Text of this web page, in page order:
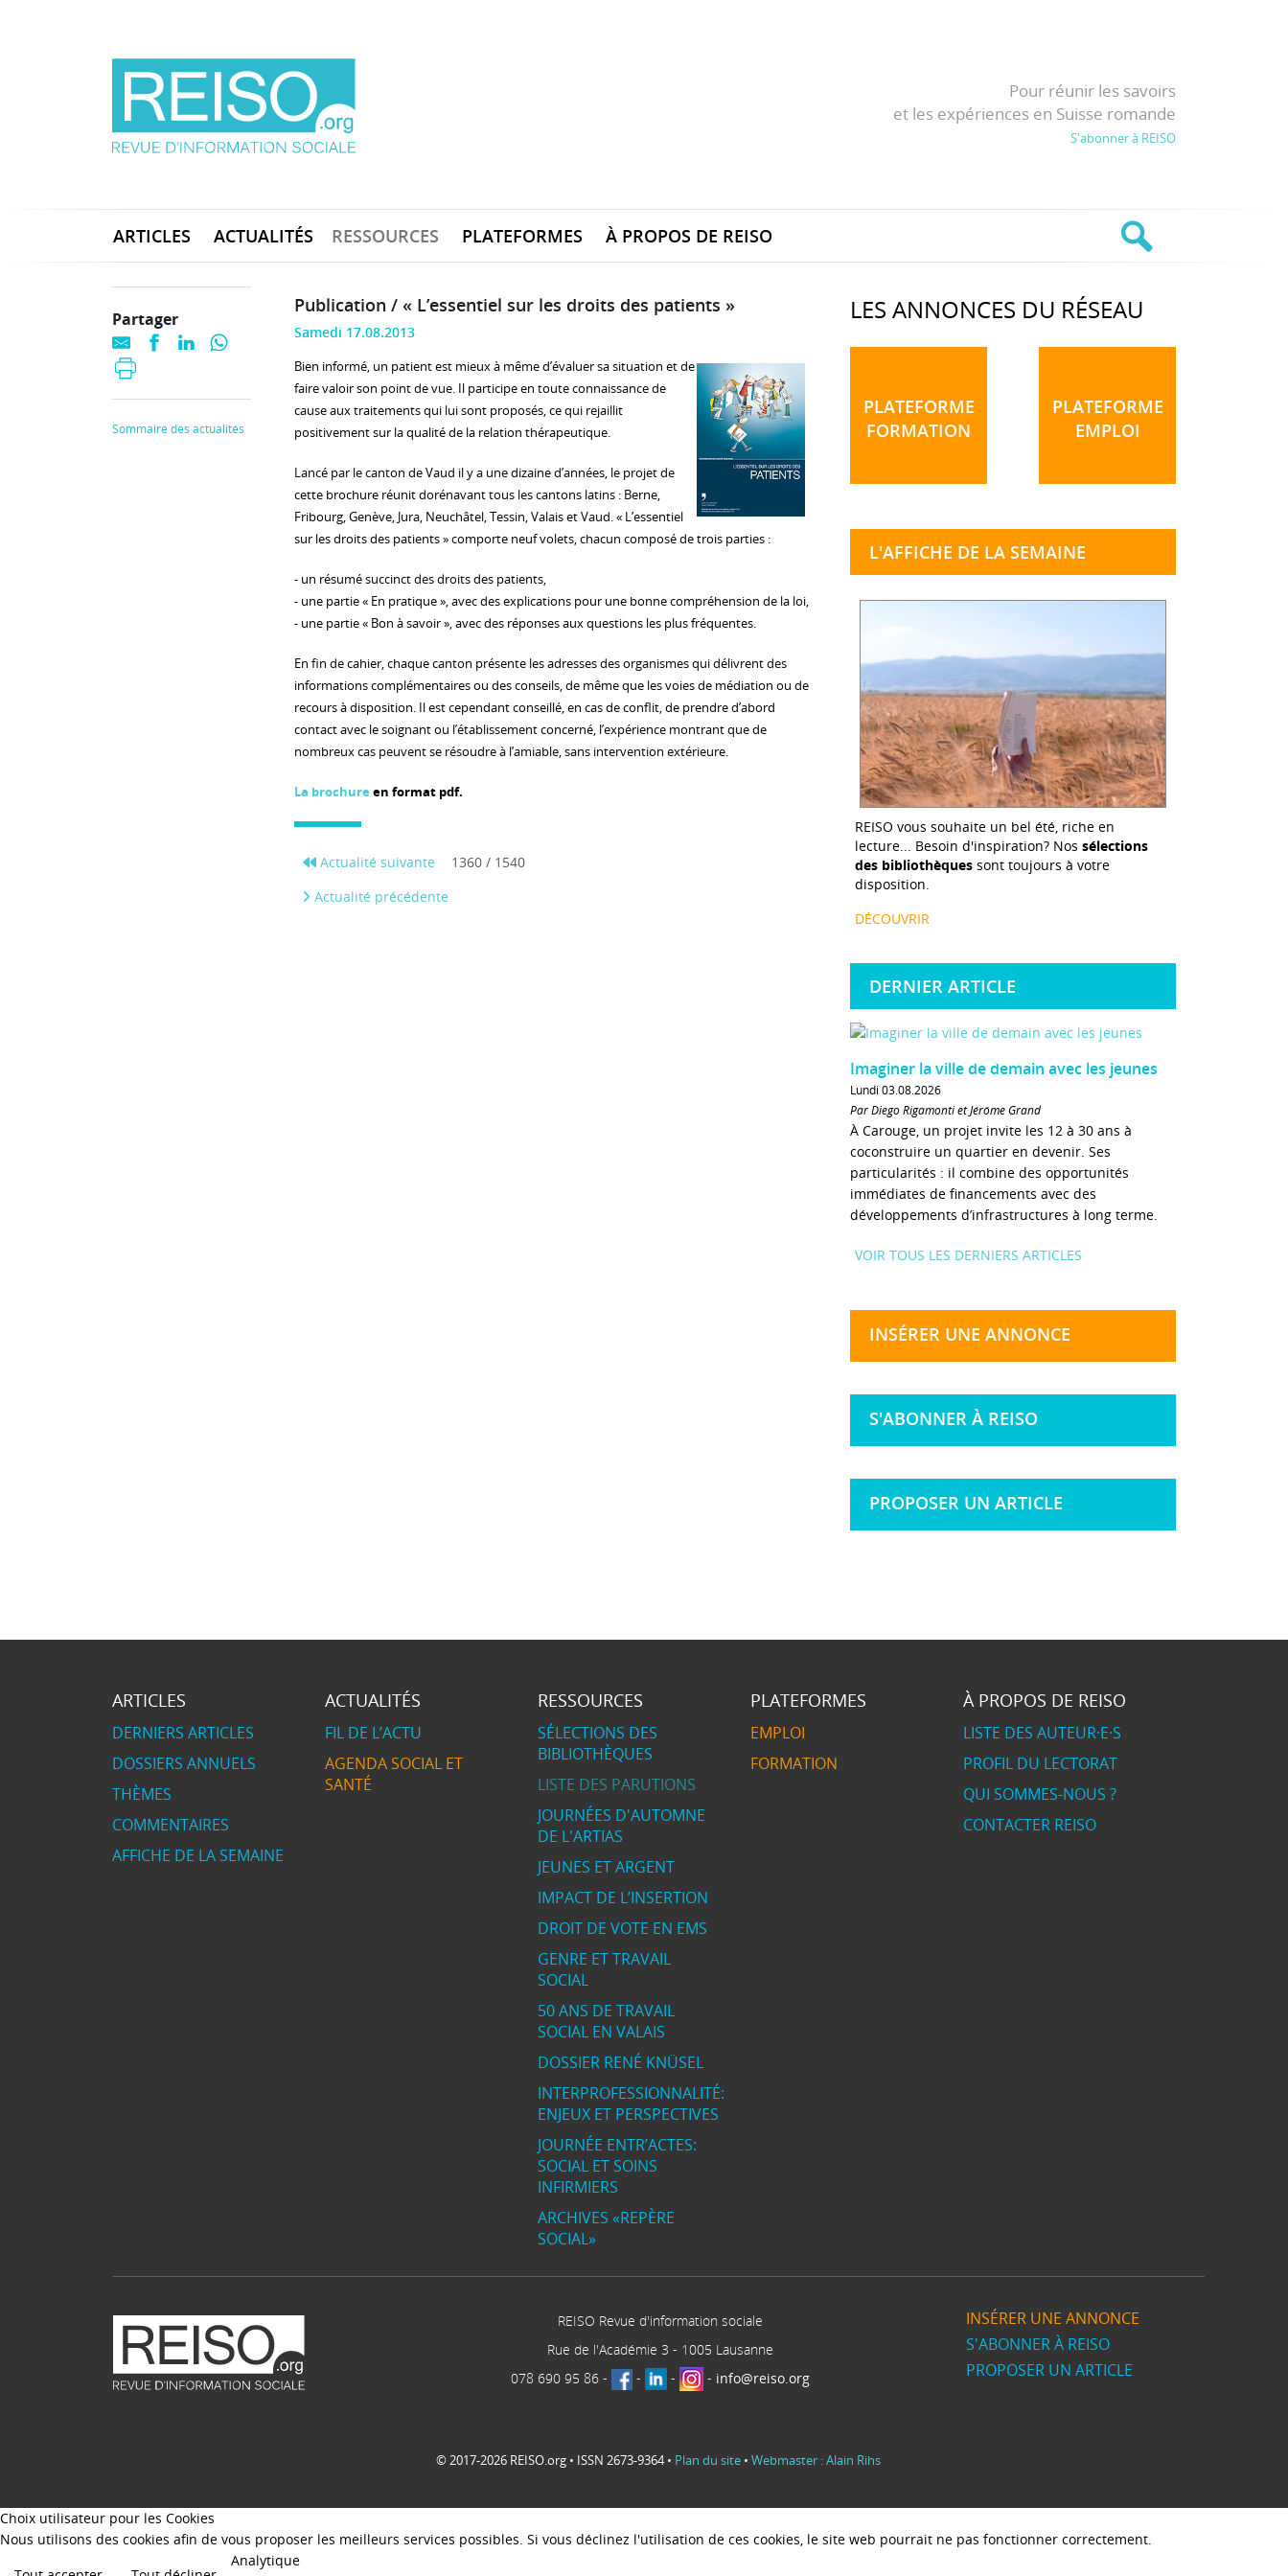
Pour réunir les savoirs
et les expériences en Suisse romande
S'abonner à REISO
ARTICLES ACTUALITÉS RESSOURCES PLATEFORMES À PROPOS DE REISO
Publication / « L’essentiel sur les droits des patients »
Samedi 17.08.2013
Bien informé, un patient est mieux à même d’évaluer sa situation et de
faire valoir son point de vue. Il participe en toute connaissance de
cause aux traitements qui lui sont proposés, ce qui rejaillit
positivement sur la qualité de la relation thérapeutique.
Lancé par le canton de Vaud il y a une dizaine d’années, le projet de
cette brochure réunit dorénavant tous les cantons latins : Berne,
Fribourg, Genève, Jura, Neuchâtel, Tessin, Valais et Vaud. « L’essentiel
sur les droits des patients » comporte neuf volets, chacun composé de trois parties :
- un résumé succinct des droits des patients,
- une partie « En pratique », avec des explications pour une bonne compréhension de la loi,
- une partie « Bon à savoir », avec des réponses aux questions les plus fréquentes.
En fin de cahier, chaque canton présente les adresses des organismes qui délivrent des
informations complémentaires ou des conseils, de même que les voies de médiation ou de
recours à disposition. Il est cependant conseillé, en cas de conflit, de prendre d’abord
contact avec le soignant ou l’établissement concerné, l’expérience montrant que de
nombreux cas peuvent se résoudre à l’amiable, sans intervention extérieure.
La brochure en format pdf.
Actualité suivante
1360 / 1540
Actualité précédente
Partager
Sommaire des actualités
LES ANNONCES DU RÉSEAU
PLATEFORME
FORMATION
PLATEFORME
EMPLOI
L'AFFICHE DE LA SEMAINE
REISO vous souhaite un bel été, riche en
lecture... Besoin d'inspiration? Nos sélections
des bibliothèques sont toujours à votre
disposition.
DÉCOUVRIR
DERNIER ARTICLE
Imaginer la ville de demain avec les jeunes
Lundi 03.08.2026
Par Diego Rigamonti et Jérôme Grand
À Carouge, un projet invite les 12 à 30 ans à
coconstruire un quartier en devenir. Ses
particularités : il combine des opportunités
immédiates de financements avec des
développements d’infrastructures à long terme.
VOIR TOUS LES DERNIERS ARTICLES
INSÉRER UNE ANNONCE
S'ABONNER À REISO
PROPOSER UN ARTICLE
ARTICLES
DERNIERS ARTICLES
DOSSIERS ANNUELS
THÈMES
COMMENTAIRES
AFFICHE DE LA SEMAINE
ACTUALITÉS
FIL DE L’ACTU
AGENDA SOCIAL ET
SANTÉ
RESSOURCES
SÉLECTIONS DES
BIBLIOTHÈQUES
LISTE DES PARUTIONS
JOURNÉES D'AUTOMNE
DE L'ARTIAS
JEUNES ET ARGENT
IMPACT DE L’INSERTION
DROIT DE VOTE EN EMS
GENRE ET TRAVAIL
SOCIAL
50 ANS DE TRAVAIL
SOCIAL EN VALAIS
DOSSIER RENÉ KNÜSEL
INTERPROFESSIONNALITÉ:
ENJEUX ET PERSPECTIVES
JOURNÉE ENTR’ACTES:
SOCIAL ET SOINS
INFIRMIERS
ARCHIVES «REPÈRE
SOCIAL»
PLATEFORMES
EMPLOI
FORMATION
À PROPOS DE REISO
LISTE DES AUTEUR·E·S
PROFIL DU LECTORAT
QUI SOMMES-NOUS ?
CONTACTER REISO
REISO Revue d'information sociale
Rue de l'Académie 3 - 1005 Lausanne
078 690 95 86 - - - - info@reiso.org
INSÉRER UNE ANNONCE
S'ABONNER À REISO
PROPOSER UN ARTICLE
© 2017-2026 REISO.org • ISSN 2673-9364 • Plan du site • Webmaster : Alain Rihs
Choix utilisateur pour les Cookies
Nous utilisons des cookies afin de vous proposer les meilleurs services possibles. Si vous déclinez l'utilisation de ces cookies, le site web pourrait ne pas fonctionner correctement.
Analytique